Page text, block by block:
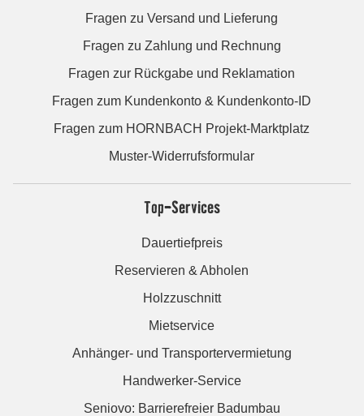
Fragen zu Versand und Lieferung
Fragen zu Zahlung und Rechnung
Fragen zur Rückgabe und Reklamation
Fragen zum Kundenkonto & Kundenkonto-ID
Fragen zum HORNBACH Projekt-Marktplatz
Muster-Widerrufsformular
Top-Services
Dauertiefpreis
Reservieren & Abholen
Holzzuschnitt
Mietservice
Anhänger- und Transportervermietung
Handwerker-Service
Seniovo: Barrierefreier Badumbau